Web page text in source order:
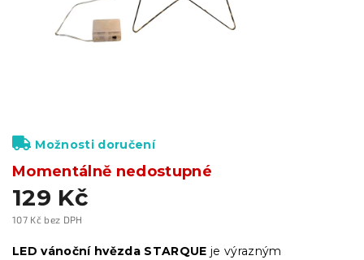
129 Kč
107 Kč bez DPH
cena:
Momentálně nedostupné
Možnosti doručení
LED vánoční hvězda STARQUE je výrazným